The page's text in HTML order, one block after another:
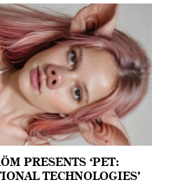
PRESENTS ‘PET:
TECHNOLOGIES’